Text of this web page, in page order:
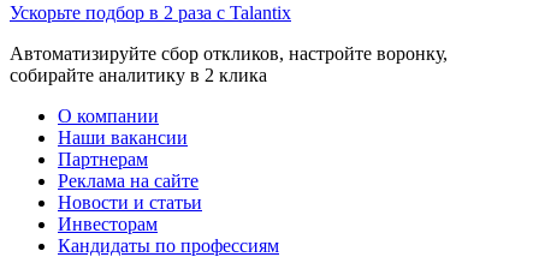
Ускорьте подбор в 2 раза с Talantix
Автоматизируйте сбор откликов, настройте воронку,
собирайте аналитику в 2 клика
О компании
Наши вакансии
Партнерам
Реклама на сайте
Новости и статьи
Инвесторам
Кандидаты по профессиям